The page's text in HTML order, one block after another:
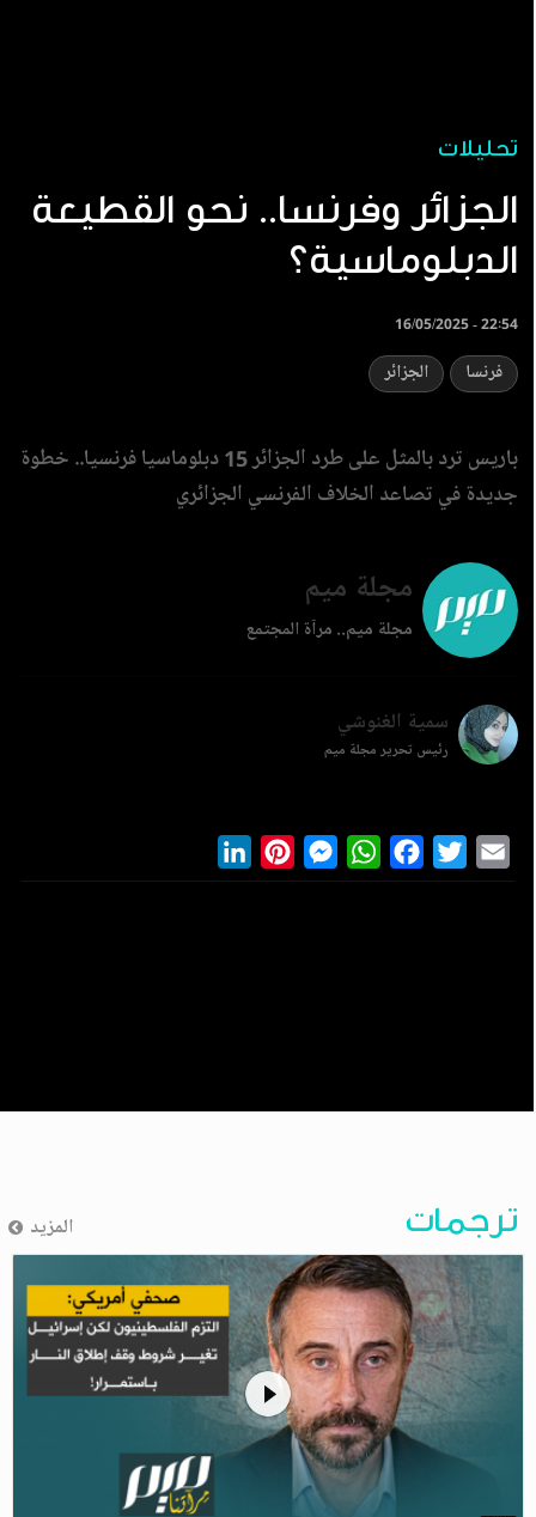
تحليلات
الجزائر وفرنسا.. نحو القطيعة
الدبلوماسية؟
16/05/2025 - 22:54
فرنسا الجزائر
باريس ترد بالمثل على طرد الجزائر 15 دبلوماسيا فرنسيا.. خطوة
جديدة في تصاعد الخلاف الفرنسي الجزائري
مجلة ميم
مجلة ميم.. مرآة المجتمع
سمية الغنوشي
رئيس تحرير مجلة ميم
LinkedInPinterestMessengerWhatsAppFacebook
Twitter
ترجمات المزيد